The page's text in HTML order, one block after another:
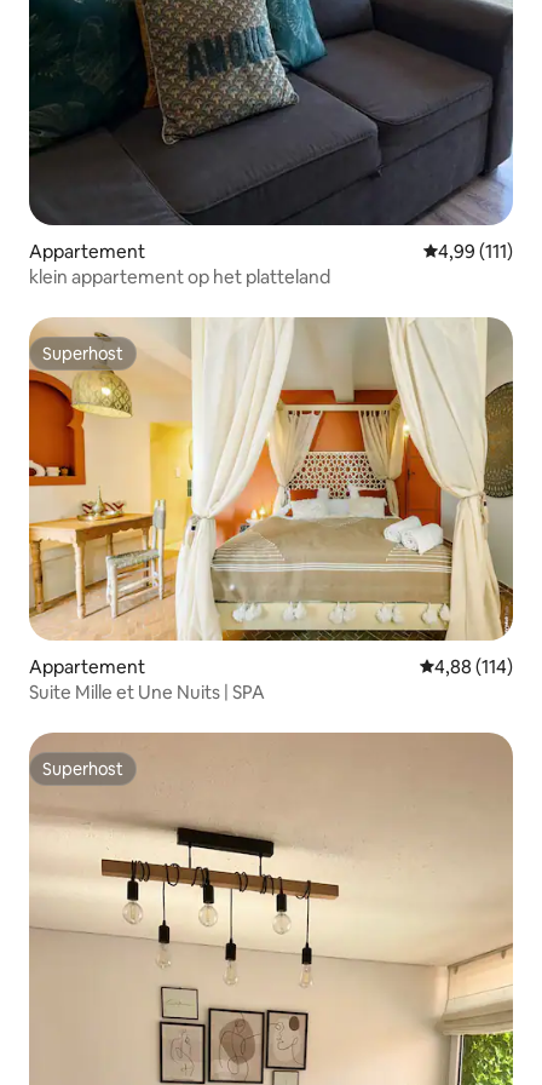
Appartement Gemiddelde
4,99 (111)
klein appartement op het platteland
Superhost
Superhost
Appartement Gemiddelde
4,88 (114)
Suite Mille et Une Nuits | SPA
Superhost
Superhost